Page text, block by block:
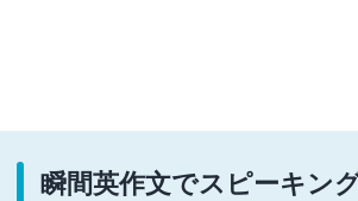
瞬間英作文でスピーキン